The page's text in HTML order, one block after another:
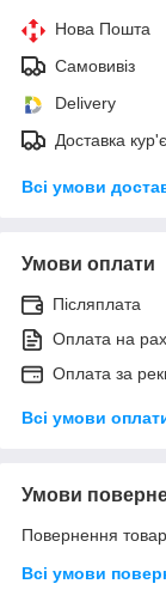
Нова Пошта
Самовивіз
Delivery
Доставка
Всі умови
Умови оплати
Післяплата
Оплата на
Оплата за
Всі умови
Умови
Повернення
Всі умови